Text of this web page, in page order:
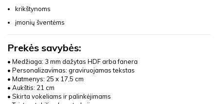
krikštynoms
įmonių šventėms
Prekės savybės:
• Medžiaga: 3 mm dažytas HDF arba fanera
• Personalizavimas: graviruojamas tekstas
• Matmenys: 25 x 17,5 cm
• Aukštis: 21 cm
• Skirta vokeliams ir palinkėjimams